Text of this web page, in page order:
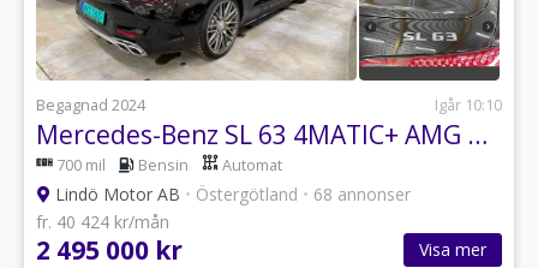
Begagnad 2024 Igår 10:10
Mercedes-Benz SL 63 4MATIC+ AMG Dynamic Plus Euro 6
700 mil Bensin Automat
Lindö Motor AB • Östergötland • 68 annonser
fr. 40 424 kr/mån
2 495 000 kr Visa mer